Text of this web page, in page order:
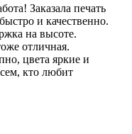
Заказала печать
и качественно.
на высоте.
отличная.
цвета яркие и
кто любит